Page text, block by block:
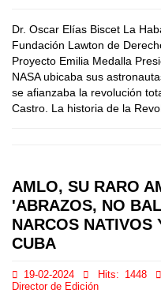
Dr. Oscar Elías Biscet La
Fundación Lawton de
Proyecto Emilia Medalla
NASA ubicaba sus
se afianzaba la revolución
Castro. La historia de la
AMLO, SU RARO
'ABRAZOS, NO
NARCOS NATIVOS
CUBA
19-02-2024 Hits: 1448
Director de Edición